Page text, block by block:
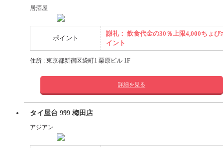
居酒屋
ポイント
謝礼： 飲食代金の30％上限4,000ちょび
イント
住所 : 東京都新宿区袋町1 栗原ビル 1F
詳細を見る
タイ屋台 999 梅田店
アジアン